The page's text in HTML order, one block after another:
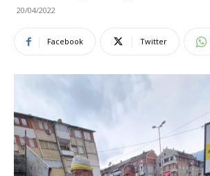
20/04/2022
Facebook Twitter